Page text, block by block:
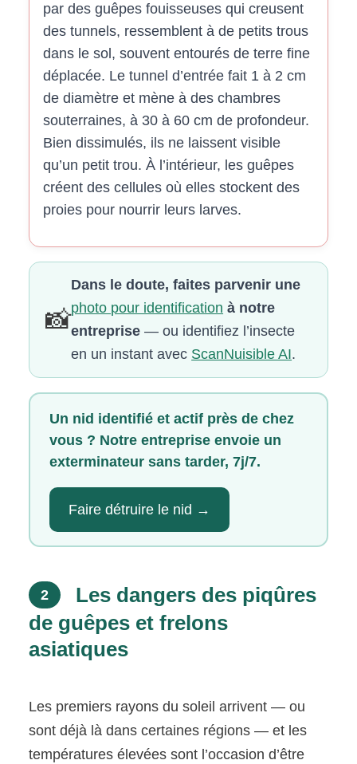
par des guêpes fouisseuses qui creusent
des tunnels, ressemblent à de petits trous
dans le sol, souvent entourés de terre fine
déplacée. Le tunnel d’entrée fait 1 à 2 cm
de diamètre et mène à des chambres
souterraines, à 30 à 60 cm de profondeur.
Bien dissimulés, ils ne laissent visible
qu’un petit trou. À l’intérieur, les guêpes
créent des cellules où elles stockent des
proies pour nourrir leurs larves.
📸
Dans le doute, faites parvenir une
photo pour identification à notre
entreprise — ou identifiez l’insecte
en un instant avec ScanNuisible AI.
Un nid identifié et actif près de chez
vous ? Notre entreprise envoie un
exterminateur sans tarder, 7j/7.
Faire détruire le nid →
2
Les dangers des piqûres
de guêpes et frelons
asiatiques
Les premiers rayons du soleil arrivent — ou
sont déjà là dans certaines régions — et les
températures élevées sont l’occasion d’être